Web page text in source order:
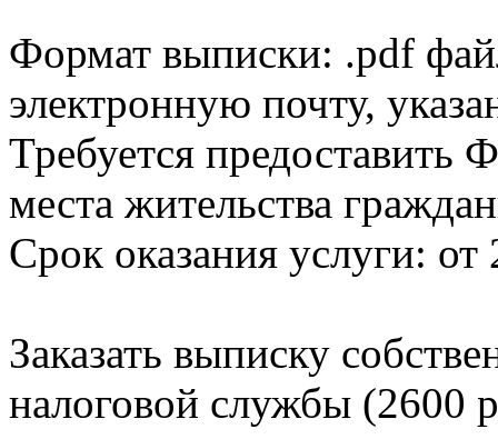
Формат выписки: .pdf
электронную почту,
Требуется
места жительства
Срок оказания услуги: от
Заказать выписку
налоговой службы (2600